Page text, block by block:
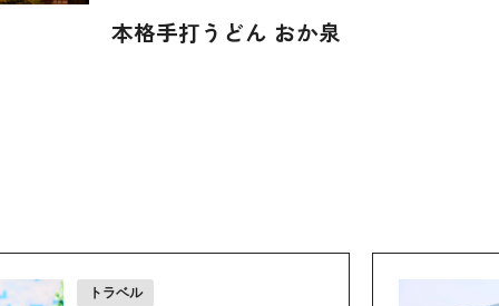
本格手打うどん おか泉
トラベル